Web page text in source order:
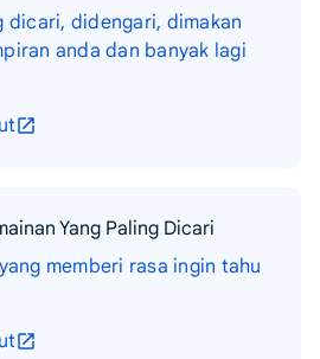
dicari, didengari, dimakan
anda dan banyak lagi
Yang Paling Dicari
memberi rasa ingin tahu